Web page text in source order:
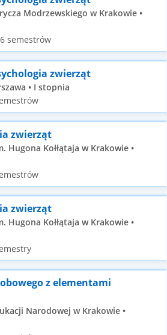
Modrzewskiego w Krakowie •
semestrów
zwierząt
• I stopnia
zwierząt
Hugona Kołłątaja w Krakowie •
zwierząt
Hugona Kołłątaja w Krakowie •
z elementami
Narodowej w Krakowie •